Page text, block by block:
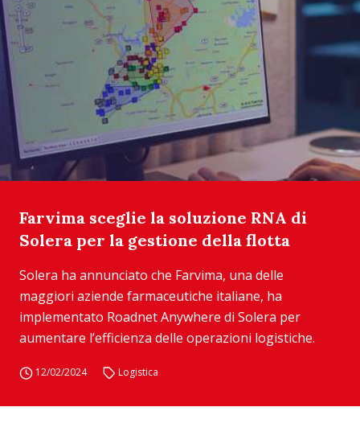
Farvima sceglie la soluzione RNA di
Solera per la gestione della flotta
Solera ha annunciato che Farvima, una delle
maggiori aziende farmaceutiche italiane, ha
implementato Roadnet Anywhere di Solera per
aumentare l’efficienza delle operazioni logistiche.
12/02/2024 Logistica